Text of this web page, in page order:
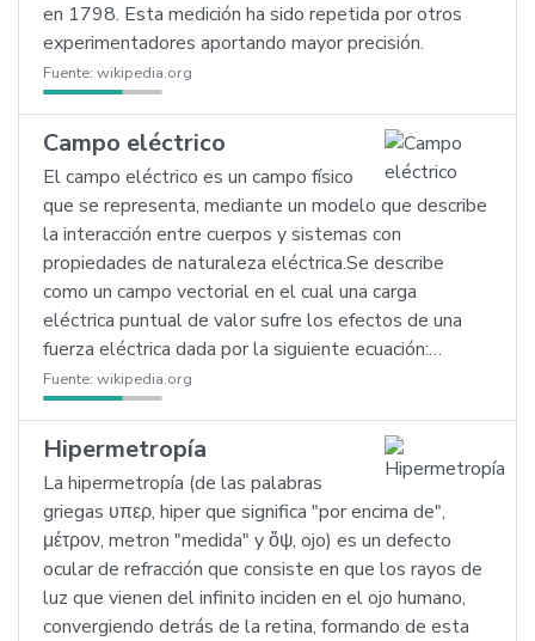
en 1798. Esta medición ha sido repetida por otros
experimentadores aportando mayor precisión.
Fuente: wikipedia.org
Campo eléctrico
El campo eléctrico es un campo físico
que se representa, mediante un modelo que describe
la interacción entre cuerpos y sistemas con
propiedades de naturaleza eléctrica.Se describe
como un campo vectorial en el cual una carga
eléctrica puntual de valor sufre los efectos de una
fuerza eléctrica dada por la siguiente ecuación:…
Fuente: wikipedia.org
Hipermetropía
La hipermetropía (de las palabras
griegas υπερ, hiper que significa "por encima de",
μέτρον, metron "medida" y ὄψ, ojo) es un defecto
ocular de refracción que consiste en que los rayos de
luz que vienen del infinito inciden en el ojo humano,
convergiendo detrás de la retina, formando de esta